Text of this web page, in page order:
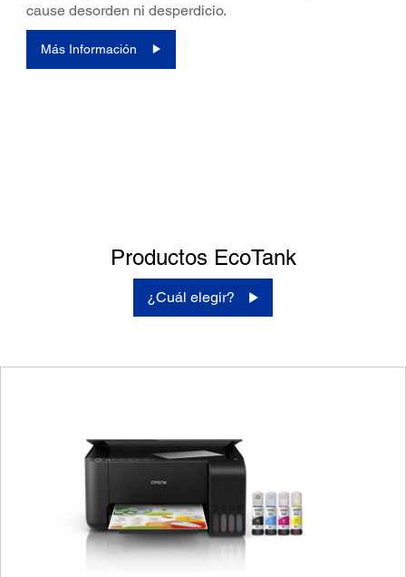
cause desorden ni desperdicio.
Más Información
Productos EcoTank
¿Cuál elegir?